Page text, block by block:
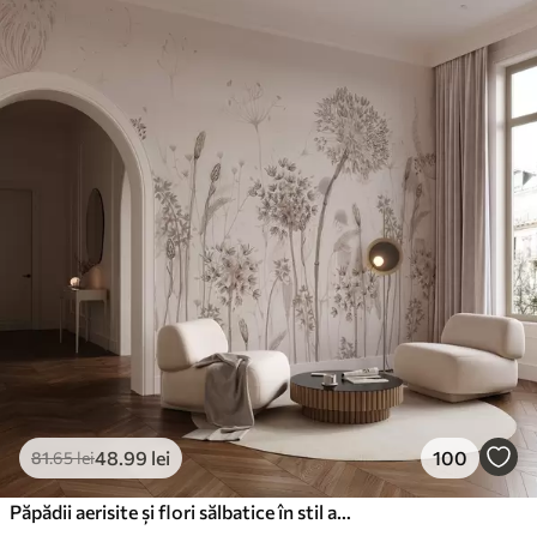
Standard
166.65
Premium
132 lei/m²
Vinil Premium
.00150 lei /m²
Peel and Stick
180 .00lei/m²
81.65lei48 .99 lei 100